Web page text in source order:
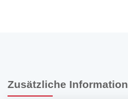
Zusätzliche Information